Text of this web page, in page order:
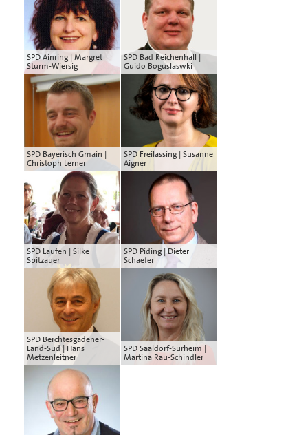
SPD Ainring | Margret
Sturm-Wiersig
SPD Bad Reichenhall |
Guido Boguslaswki
SPD Bayerisch Gmain |
Christoph Lerner
SPD Freilassing | Susanne
Aigner
SPD Laufen | Silke
Spitzauer
SPD Piding | Dieter
Schaefer
SPD Berchtesgadener-
Land-Süd | Hans
Metzenleitner
SPD Saaldorf-Surheim |
Martina Rau-Schindler